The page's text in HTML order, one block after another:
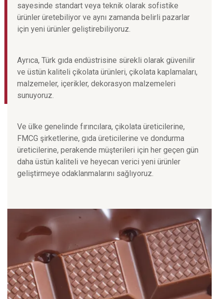
sayesinde standart veya teknik olarak sofistike
ürünler üretebiliyor ve aynı zamanda belirli pazarlar
için yeni ürünler geliştirebiliyoruz.
Ayrıca, Türk gıda endüstrisine sürekli olarak güvenilir
ve üstün kaliteli çikolata ürünleri, çikolata kaplamaları,
malzemeler, içerikler, dekorasyon malzemeleri
sunuyoruz.
Ve ülke genelinde fırıncılara, çikolata üreticilerine,
FMCG şirketlerine, gıda üreticilerine ve dondurma
üreticilerine, perakende müşterileri için her geçen gün
daha üstün kaliteli ve heyecan verici yeni ürünler
geliştirmeye odaklanmalarını sağlıyoruz.